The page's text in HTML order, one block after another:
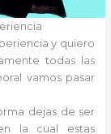
y quiero
todas las
vamos pasar
dejas de ser
la cual estas